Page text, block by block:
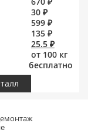
30 ₽
599 ₽
135 ₽
25.5 ₽
от 100 кг
бесплатно